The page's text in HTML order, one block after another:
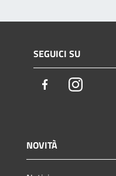
SEGUICI SU
FacebookInstagram
NOVITÀ